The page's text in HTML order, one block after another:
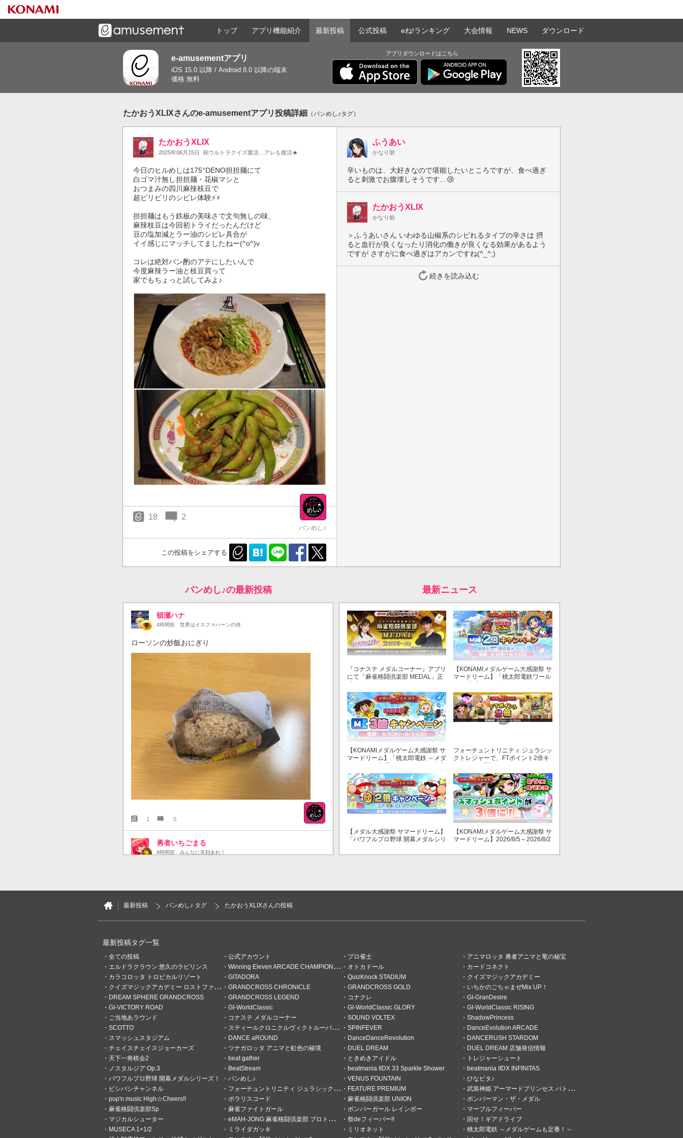
ゲームと連携したコミュニケーションアプリで
トップ アプリ機能紹介 最新投稿 公式投稿 eね!ランキング 大会情報 NEWS ダウンロード
e-amusementアプリ
iOS 15.0 以降 / Android 8.0 以降の端末
価格:無料
アプリダウンロードはこちら
たかおうXLIXさんのe-amusementアプリ投稿詳細 （バンめし♪タグ）
たかおうXLIX
2025年06月15日 祝ウルトラクイズ復活…アレも復活★
今日のヒルめしは175°DENO担担麺にて
白ゴマ汁無し担担麺・花椒マシと
おつまみの四川麻辣枝豆で
超ビリビリのシビレ体験⚡️⚡️
担担麺はもう鉄板の美味さで文句無しの味、
麻辣枝豆は今回初トライだったんだけど
豆の塩加減とラー油のシビレ具合が
イイ感じにマッチしてましたねー(^o^)v
コレは絶対バン酌のアテにしたいんで
今度麻辣ラー油と枝豆買って
家でもちょっと試してみよ♪
18 2
バンめし♪
この投稿をシェアする
ふうあい
かなり前
辛いものは、大好きなので堪能したいところですが、食べ過ぎ
ると刺激でお腹壊しそうです…😢
たかおうXLIX
かなり前
＞ふうあいさん いわゆる山椒系のシビれるタイプの辛さは 摂
ると血行が良くなったり消化の働きが良くなる効果があるよう
ですが さすがに食べ過ぎはアカンですね(^_^;)
続きを読み込む
バンめし♪の最新投稿
頓瀬ハナ
4時間前 世界はイスファハーンの倍
ローソンの炒飯おにぎり
1 0
勇者いちごまる
9時間前 みんなに笑顔あれ！
12
勇者いちごまる
みんなに笑顔あれ！
最新ニュース
『コナステ メダルコーナー』アプリ
にて「麻雀格闘倶楽部 MEDAL」正
【KONAMIメダルゲーム大感謝祭 サ
マードリーム】「桃太郎電鉄ワール
～」でマイル獲得数が2倍！
【KONAMIメダルゲーム大感謝祭 サ
マードリーム】「桃太郎電鉄 ～メダ
数が3倍！
フォーチュントリニティ ジュラシッ
クトレジャーで、FTポイント2倍キ
【メダル大感謝祭 サマードリーム】
「パワフルプロ野球 開幕メダルシリ
が2倍！
【KONAMIメダルゲーム大感謝祭 サ
マードリーム】2026/8/5～2026/8/2
最新投稿 バンめし♪ タグ たかおうXLIXさんの投稿
最新投稿タグ一覧
全ての投稿 公式アカウント プロ雀士
アニマロッタ 勇者アニマと竜の秘宝
エルドラクラウン 悠久のラビリンス
Winning Eleven ARCADE CHAMPIONSHIP オトカドール
カードコネクト
カラコロッタ トロピカルリゾート
GITADORA QuizKnock STADIUM
クイズマジックアカデミー
クイズマジックアカデミー ロストファンタリウム
GRANDCROSS CHRONICLE GRANDCROSS GOLD
いちかのごちゃまぜMix UP！
DREAM SPHERE GRANDCROSS
GRANDCROSS LEGEND コナクレ
GI-GranDesire
GI-VICTORY ROAD
GI-WorldClassic GI-WorldClassic GLORY
GI-WorldClassic RISING
ご当地あラウンド
コナステ メダルコーナー SOUND VOLTEX
ShadowPrincess
SCOTTO
スティールクロニクルヴィクトルーパーズ SPINFEVER
DanceEvolution ARCADE
スマッシュスタジアム
DANCE aROUND DanceDanceRevolution
DANCERUSH STARDOM
チェイスチェイスジョーカーズ
ツナガロッタ アニマと虹色の秘境 DUEL DREAM
DUEL DREAM 店舗発信情報
天下一将棋会2
beat gather ときめきアイドル
トレジャーシュート
ノスタルジア Op.3
BeatStream beatmania IIDX 33 Sparkle Shower
beatmania IIDX INFINITAS
パワフルプロ野球 開幕メダルシリーズ！
バンめし♪ VENUS FOUNTAIN
ひなビタ♪
ビシバシチャンネル
フォーチュントリニティ ジュラシックトレジャー FEATURE PREMIUM
武装神姫 アーマードプリンセス バトルコンダクター
pop'n music High☆Cheers!!
ポラリスコード 麻雀格闘倶楽部 UNION
ボンバーマン・ザ・メダル
麻雀格闘倶楽部Sp
麻雀ファイトガール ボンバーガール レインボー
マーブルフィーバー
マジカルシューター
eMAH-JONG 麻雀格闘倶楽部 プロトーナメント 祭deフィーバー!!
回せ！ギアドライブ
MUSECA 1+1/2
ミライダガッキ ミリオネット
桃太郎電鉄 ～メダルゲームも定番！～